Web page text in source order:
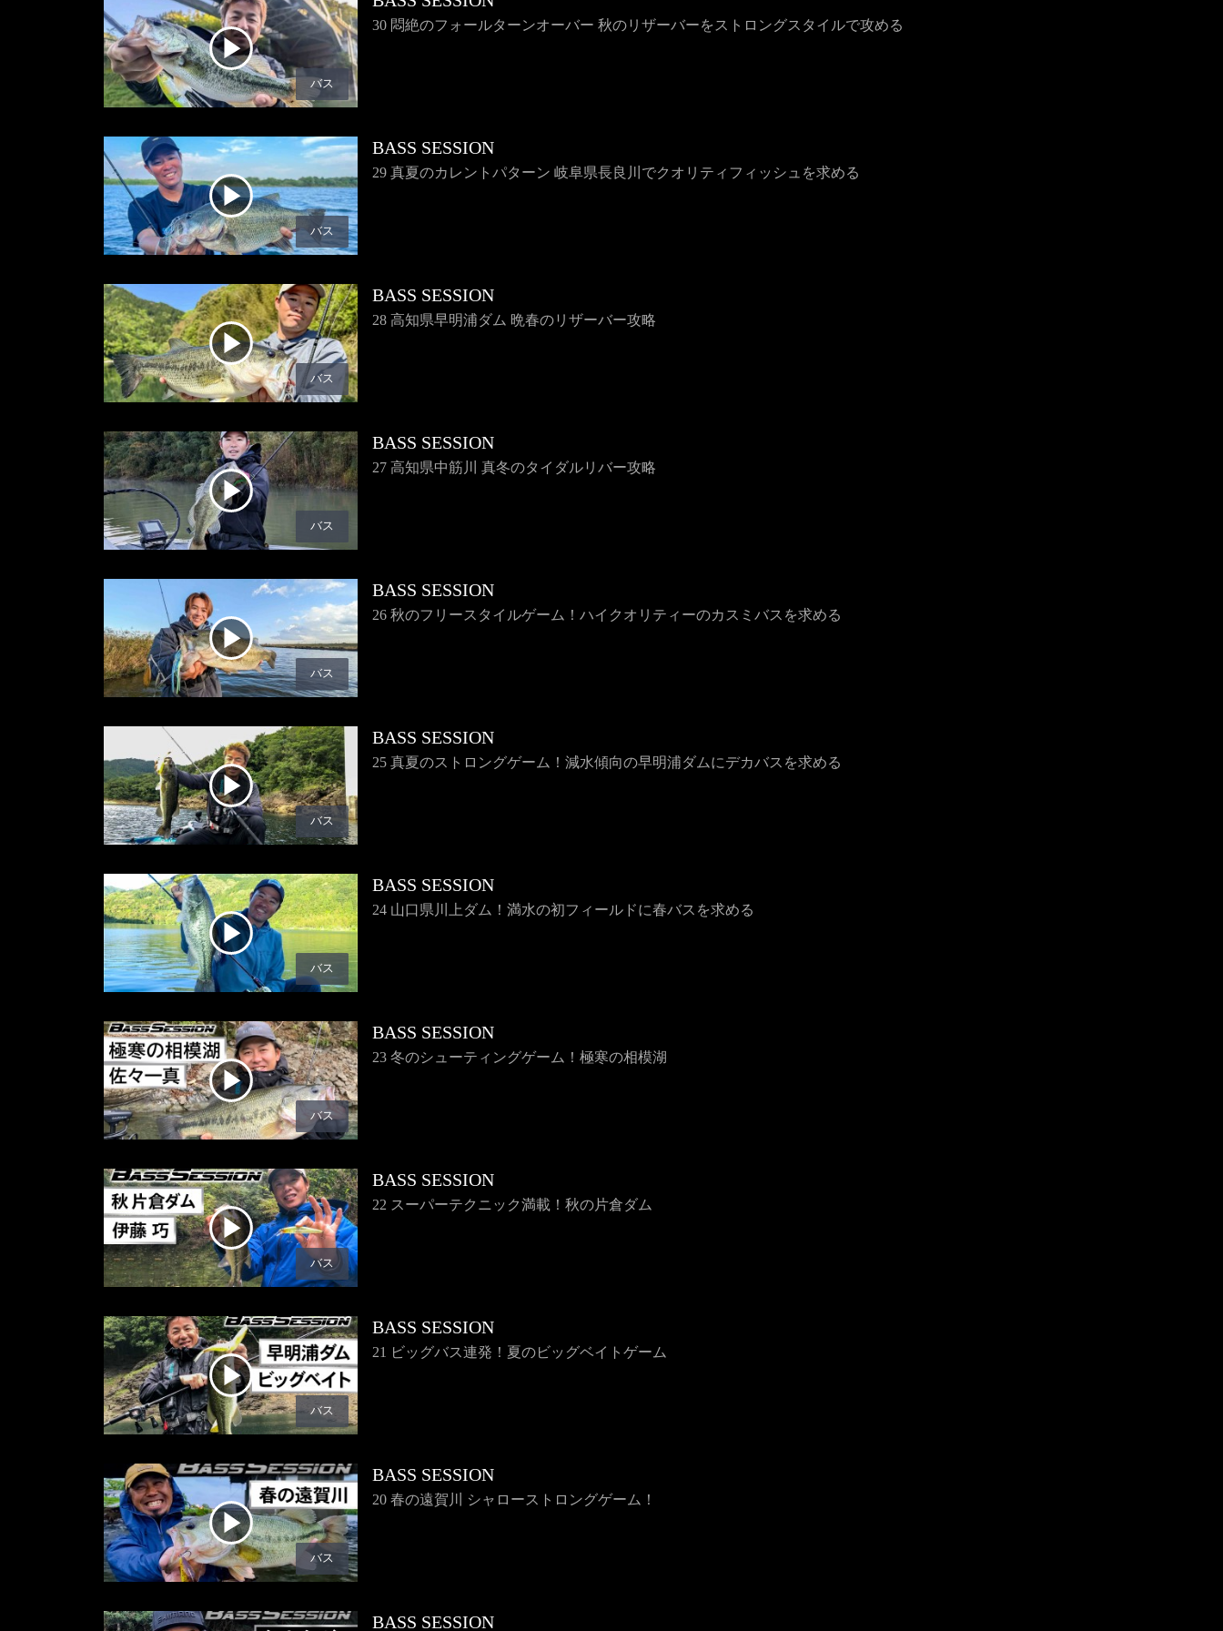
バス
30 悶絶のフォールターンオーバー 秋のリザーバーをストロングスタイルで攻める
バス
BASS SESSION
29 真夏のカレントパターン 岐阜県長良川でクオリティフィッシュを求める
バス
BASS SESSION
28 高知県早明浦ダム 晩春のリザーバー攻略
バス
BASS SESSION
27 高知県中筋川 真冬のタイダルリバー攻略
バス
BASS SESSION
26 秋のフリースタイルゲーム！ハイクオリティーのカスミバスを求める
バス
BASS SESSION
25 真夏のストロングゲーム！減水傾向の早明浦ダムにデカバスを求める
バス
BASS SESSION
24 山口県川上ダム！満水の初フィールドに春バスを求める
バス
BASS SESSION
23 冬のシューティングゲーム！極寒の相模湖
バス
BASS SESSION
22 スーパーテクニック満載！秋の片倉ダム
バス
BASS SESSION
21 ビッグバス連発！夏のビッグベイトゲーム
バス
BASS SESSION
20 春の遠賀川 シャローストロングゲーム！
BASS SESSION